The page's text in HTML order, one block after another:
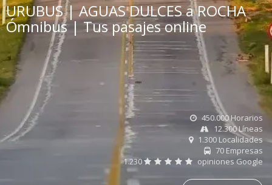
URUBUS | AGUAS DULCES a ROCHA
Ómnibus | Tus pasajes online
450.000 Horarios
12.300 Líneas
1.300 Localidades
70 Empresas
1.230
opiniones Google